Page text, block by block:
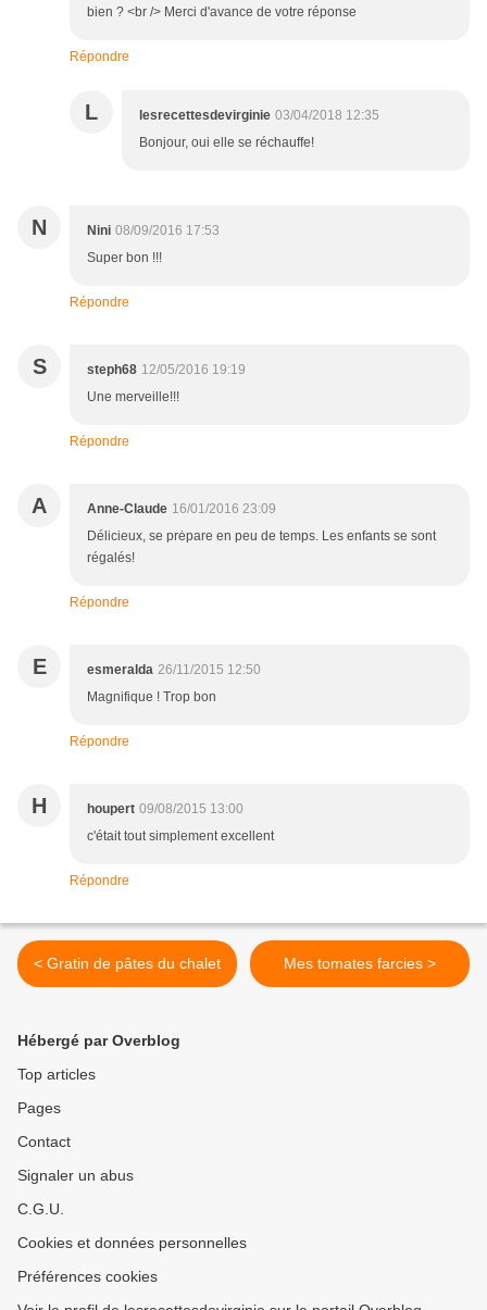
bien ? <br /> Merci d'avance de votre réponse
Répondre
L lesrecettesdevirginie 03/04/2018 12:35
Bonjour, oui elle se réchauffe!
N Nini 08/09/2016 17:53
Super bon !!!
Répondre
S steph68 12/05/2016 19:19
Une merveille!!!
Répondre
A Anne-Claude 16/01/2016 23:09
Délicieux, se prėpare en peu de temps. Les enfants se sont
régalés!
Répondre
E esmeralda 26/11/2015 12:50
Magnifique ! Trop bon
Répondre
H houpert 09/08/2015 13:00
c'était tout simplement excellent
Répondre
< Gratin de pâtes du chalet Mes tomates farcies >
Hébergé par Overblog
Top articles
Pages
Contact
Signaler un abus
C.G.U.
Cookies et données personnelles
Préférences cookies